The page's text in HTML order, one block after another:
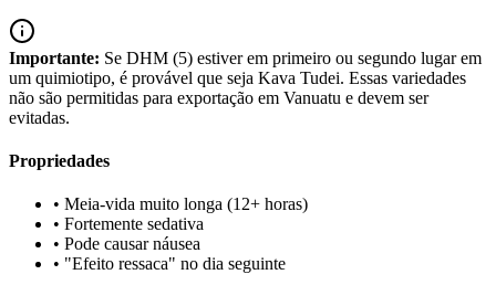
Importante: Se DHM (5) estiver em primeiro ou segundo lugar em
um quimiotipo, é provável que seja Kava Tudei. Essas variedades
não são permitidas para exportação em Vanuatu e devem ser
evitadas.
Propriedades
• Meia-vida muito longa (12+ horas)
• Fortemente sedativa
• Pode causar náusea
• "Efeito ressaca" no dia seguinte